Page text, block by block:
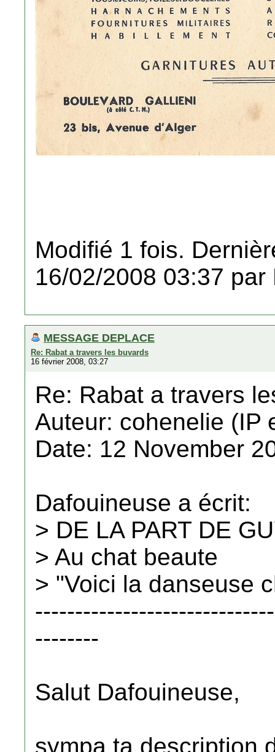
Modifié 1 fois.
16/02/2008 03:37 par
MESSAGE DEPLACE
Re: Rabat a travers les buvards
16 février 2008, 03:27
Re: Rabat a travers
Auteur: cohenelie (IP
Date: 12 November
Dafouineuse a écrit:
> DE LA PART DE
> Au chat beaute
> "Voici la danseuse
--------
Salut Dafouineuse,
sympa ta description